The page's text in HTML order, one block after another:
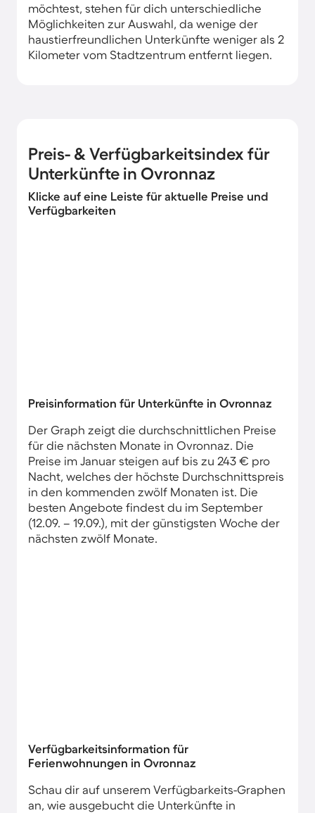
möchtest, stehen für dich unterschiedliche
Möglichkeiten zur Auswahl, da wenige der
haustierfreundlichen Unterkünfte weniger als 2
Kilometer vom Stadtzentrum entfernt liegen.
Preis- & Verfügbarkeitsindex für
Unterkünfte in Ovronnaz
Klicke auf eine Leiste für aktuelle Preise und
Verfügbarkeiten
Preisinformation für Unterkünfte in Ovronnaz
Der Graph zeigt die durchschnittlichen Preise
für die nächsten Monate in Ovronnaz. Die
Preise im Januar steigen auf bis zu 243 € pro
Nacht, welches der höchste Durchschnittspreis
in den kommenden zwölf Monaten ist. Die
besten Angebote findest du im September
(12.09. – 19.09.), mit der günstigsten Woche der
nächsten zwölf Monate.
Verfügbarkeitsinformation für
Ferienwohnungen in Ovronnaz
Schau dir auf unserem Verfügbarkeits-Graphen
an, wie ausgebucht die Unterkünfte in